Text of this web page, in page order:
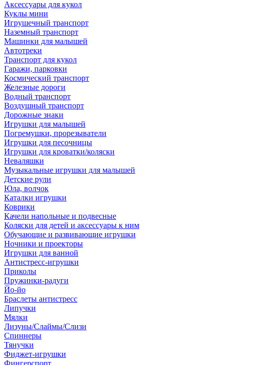
Аксессуары для кукол
Куклы мини
Игрушечный транспорт
Наземный транспорт
Машинки для малышей
Автотреки
Транспорт для кукол
Гаражи, парковки
Космический транспорт
Железные дороги
Водный транспорт
Воздушный транспорт
Дорожные знаки
Игрушки для малышей
Погремушки, прорезыватели
Игрушки для песочницы
Игрушки для кроватки/коляски
Неваляшки
Музыкальные игрушки для малышей
Детские рули
Юла, волчок
Каталки игрушки
Коврики
Качели напольные и подвесные
Коляски для детей и аксессуары к ним
Обучающие и развивающие игрушки
Ночники и проекторы
Игрушки для ванной
Антистресс-игрушки
Приколы
Пружинки-радуги
Йо-йо
Браслеты антистресс
Липучки
Мялки
Лизуны/Слаймы/Слизи
Спиннеры
Тянучки
Фиджет-игрушки
Фингерспорт